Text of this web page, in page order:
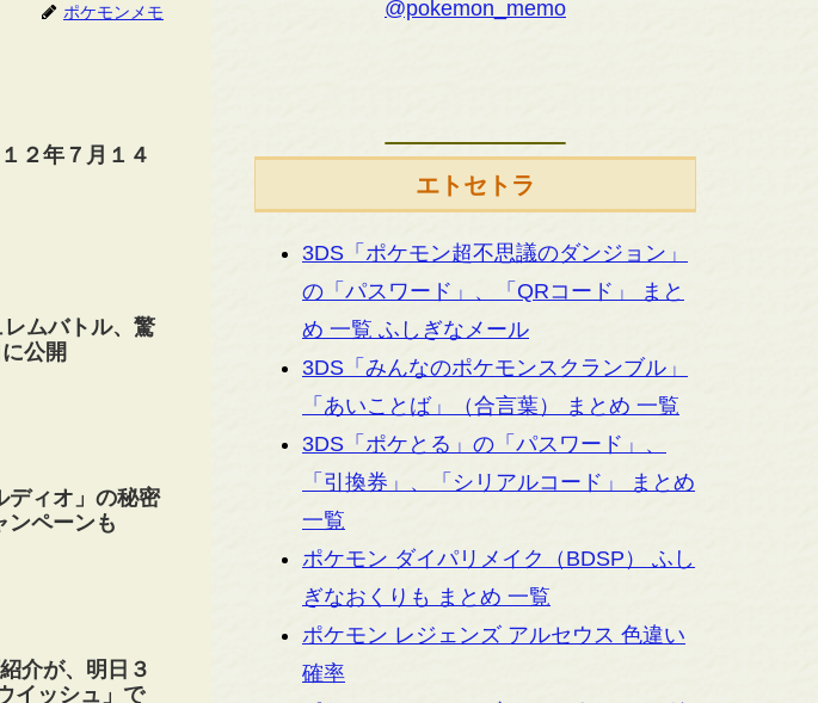
ポケモンメモ
２年７月１４
ムバトル、驚
公開
ディオ」の秘密
ンペーンも
介が、明日３
イッシュ」で
@pokemon_memo
エトセトラ
3DS「ポケモン超不思議のダンジョン」
の「パスワード」、「QRコード」 まと
め 一覧 ふしぎなメール
3DS「みんなのポケモンスクランブル」
「あいことば」（合言葉） まとめ 一覧
3DS「ポケとる」の「パスワード」、
「引換券」、「シリアルコード」 まとめ
一覧
ポケモン ダイパリメイク（BDSP） ふし
ぎなおくりも まとめ 一覧
ポケモン レジェンズ アルセウス 色違い
確率